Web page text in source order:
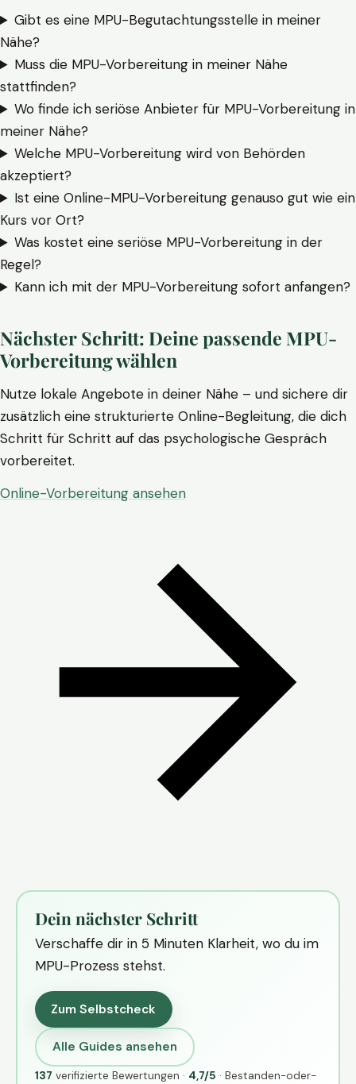
Gibt es eine MPU-Begutachtungsstelle in meiner
Nähe?
Muss die MPU-Vorbereitung in meiner Nähe
stattfinden?
Wo finde ich seriöse Anbieter für MPU-Vorbereitung in
meiner Nähe?
Welche MPU-Vorbereitung wird von Behörden
akzeptiert?
Ist eine Online-MPU-Vorbereitung genauso gut wie ein
Kurs vor Ort?
Was kostet eine seriöse MPU-Vorbereitung in der
Regel?
Kann ich mit der MPU-Vorbereitung sofort anfangen?
Nächster Schritt: Deine passende MPU-
Vorbereitung wählen
Nutze lokale Angebote in deiner Nähe – und sichere dir
zusätzlich eine strukturierte Online-Begleitung, die dich
Schritt für Schritt auf das psychologische Gespräch
vorbereitet.
Online-Vorbereitung ansehen
Dein nächster Schritt
Verschaffe dir in 5 Minuten Klarheit, wo du im
MPU-Prozess stehst.
Zum Selbstcheck
Alle Guides ansehen
137 verifizierte Bewertungen · 4,7/5 · Bestanden-oder-